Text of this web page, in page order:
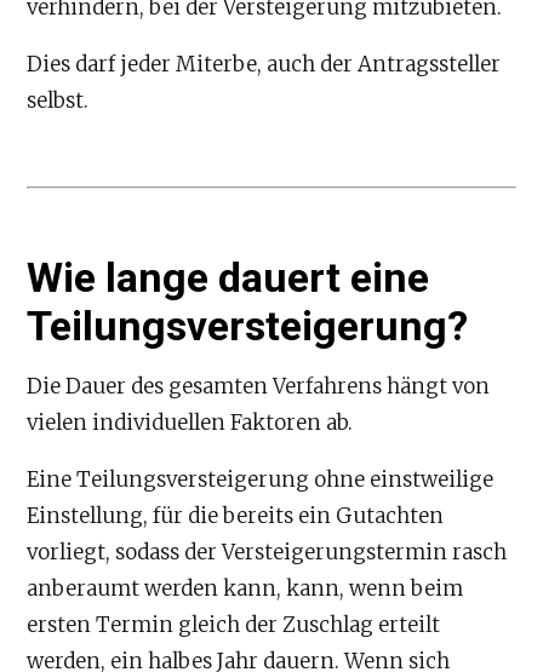
verhindern, bei der Versteigerung mitzubieten.
Dies darf jeder Miterbe, auch der Antragssteller
selbst.
Wie lange dauert eine
Teilungsversteigerung?
Die Dauer des gesamten Verfahrens hängt von
vielen individuellen Faktoren ab.
Eine Teilungsversteigerung ohne einstweilige
Einstellung, für die bereits ein Gutachten
vorliegt, sodass der Versteigerungstermin rasch
anberaumt werden kann, kann, wenn beim
ersten Termin gleich der Zuschlag erteilt
werden, ein halbes Jahr dauern. Wenn sich